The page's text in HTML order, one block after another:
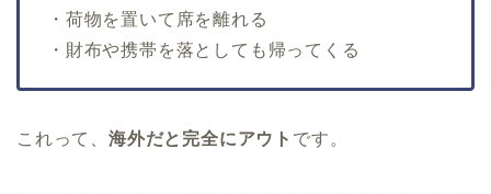
・荷物を置いて席を離れる
・財布や携帯を落としても帰ってくる
これって、 海外だと完全にアウト です。